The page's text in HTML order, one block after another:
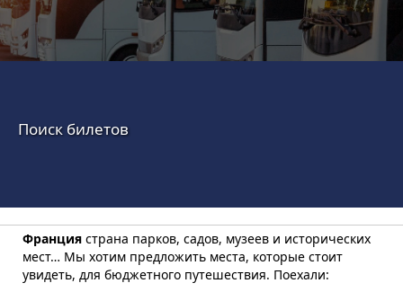
Поиск билетов
Франция страна парков, садов, музеев и исторических
мест… Мы хотим предложить места, которые стоит
увидеть, для бюджетного путешествия. Поехали: